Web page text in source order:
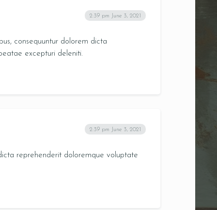
2:39 pm June 3, 2021
consequuntur dolorem dicta
excepturi deleniti.
2:39 pm June 3, 2021
reprehenderit doloremque voluptate